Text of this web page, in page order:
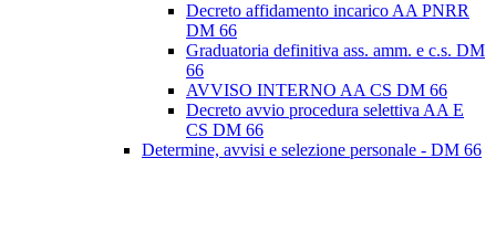
Decreto affidamento incarico AA PNRR
DM 66
Graduatoria definitiva ass. amm. e c.s. DM
66
AVVISO INTERNO AA CS DM 66
Decreto avvio procedura selettiva AA E
CS DM 66
Determine, avvisi e selezione personale - DM 66